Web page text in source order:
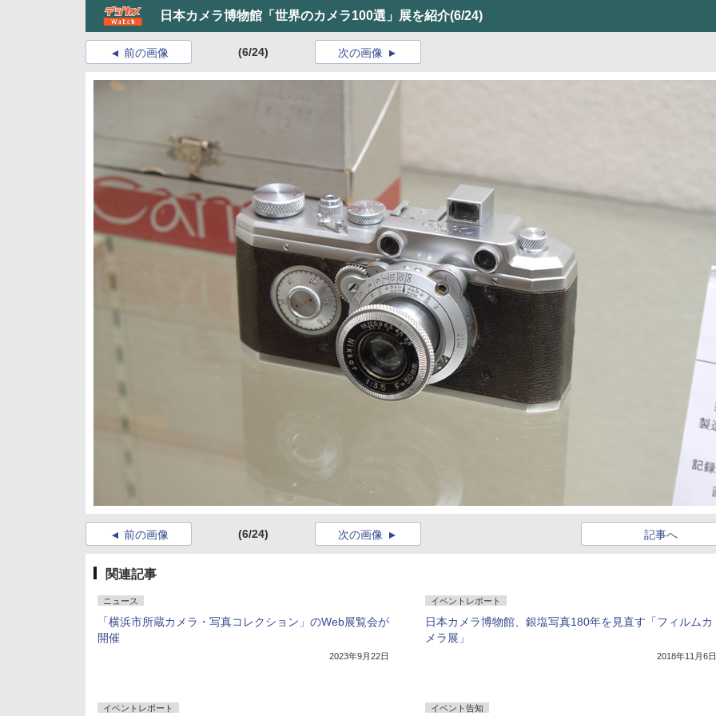
日本カメラ博物館「世界のカメラ100選」展を紹介(6/24)
前の画像 (6/24) 次の画像
前の画像 (6/24) 記事へ
次の画像
関連記事
ニュース
「横浜市所蔵カメラ・写真コレクション」のWeb展覧会が
開催
2023年9月22日
イベントレポート
日本カメラ博物館、銀塩写真180年を見直す「フィルムカ
メラ展」
2018年11月6日
イベントレポート イベント告知